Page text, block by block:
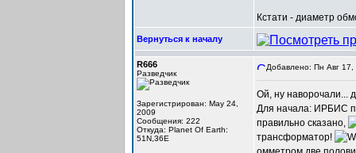
Кстати - диаметр
Вернуться к началу
R666
Разведчик
Зарегистрирован: May 24,
2009
Сообщения: 222
Откуда: Planet Of Earth:
51N,36E
Добавлено: Пн Авг
Ой, ну наворочали...
Для начала: ИРБИС
правильно сказано,
трансформатор!